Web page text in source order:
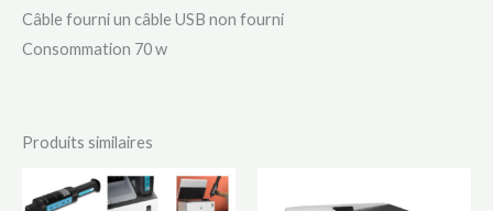
Câble fourni un câble USB non fourni
Consommation 70 w
Produits similaires